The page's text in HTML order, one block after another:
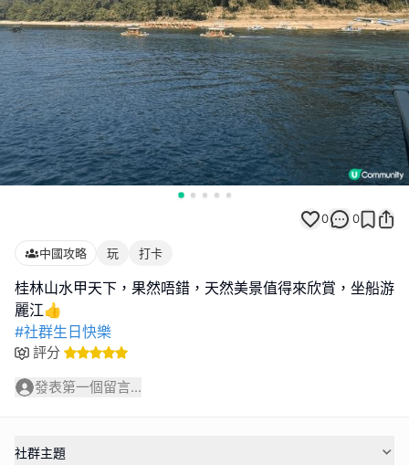
0 0
中國攻略 玩 打卡
桂林山水甲天下，果然唔錯，天然美景值得來欣賞，坐船游
#社群生日快樂
評分
發表第一個留言...
社群主題